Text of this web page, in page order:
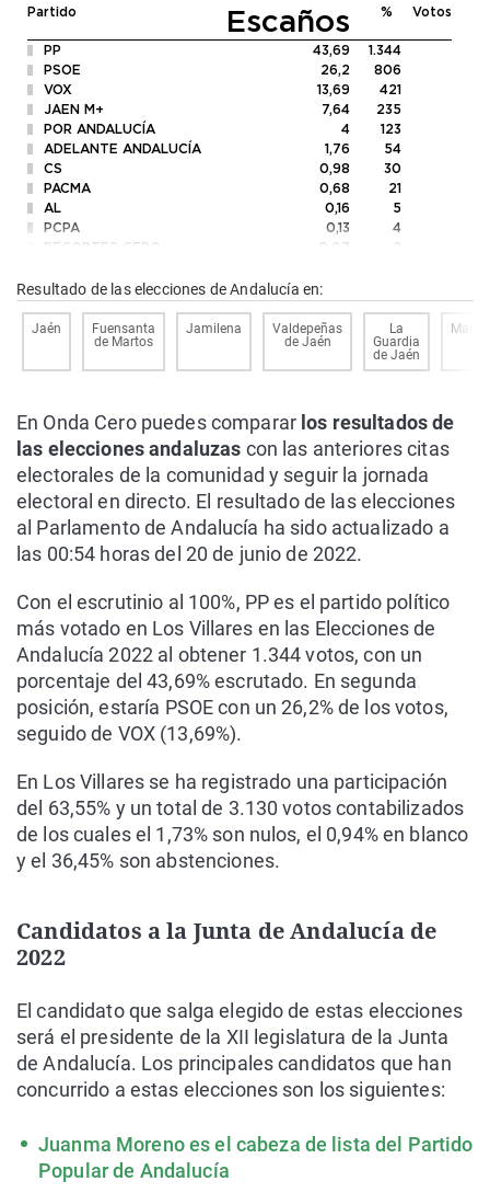
Partido Escaños % Votos
PP 43,69
1.344
PSOE
26,2
806
VOX
13,69
421
JAEN M+
7,64
235
POR ANDALUCÍA
4
123
ADELANTE ANDALUCÍA
1,76
54
CS
0,98
30
PACMA
0,68
21
AL
0,16
5
PCPA
0,13
4
RECORTES CERO
0,07
2
ESCAÑOS EN BLANCO
0,03
PUM+J
0
0
FE de las JONS
0
0
0
Resultado de las elecciones de Andalucía en:
Jaén
Fuensanta
de Martos
Jamilena
Valdepeñas
de Jaén
La
Guardia
de Jaén
En Onda Cero puedes comparar los resultados de
las elecciones andaluzas con las anteriores citas
electorales de la comunidad y seguir la jornada
electoral en directo. El resultado de las elecciones
al Parlamento de Andalucía ha sido actualizado a
las 00:54 horas del 20 de junio de 2022.
Con el escrutinio al 100%, PP es el partido político
más votado en Los Villares en las Elecciones de
Andalucía 2022 al obtener 1.344 votos, con un
porcentaje del 43,69% escrutado. En segunda
posición, estaría PSOE con un 26,2% de los votos,
seguido de VOX (13,69%).
En Los Villares se ha registrado una participación
del 63,55% y un total de 3.130 votos contabilizados
de los cuales el 1,73% son nulos, el 0,94% en blanco
y el 36,45% son abstenciones.
Candidatos a la Junta de Andalucía de
2022
El candidato que salga elegido de estas elecciones
será el presidente de la XII legislatura de la Junta
de Andalucía. Los principales candidatos que han
concurrido a estas elecciones son los siguientes:
Juanma Moreno es el cabeza de lista del Partido
Popular de Andalucía